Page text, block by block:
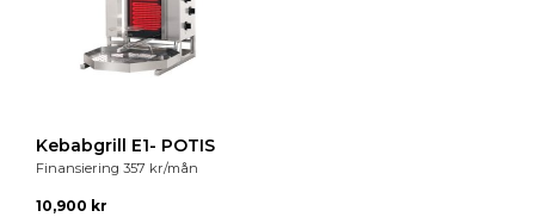
Kebabgrill E1- POTIS
Finansiering 357 kr/mån
10,900 kr